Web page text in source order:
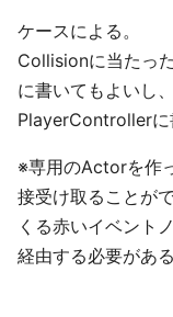
ケースによる。
Collisionに当たっ
に書いてもよいし
PlayerControllerに
※専用のActorを作
接受け取ることが
くる赤いイベント
経由する必要がある